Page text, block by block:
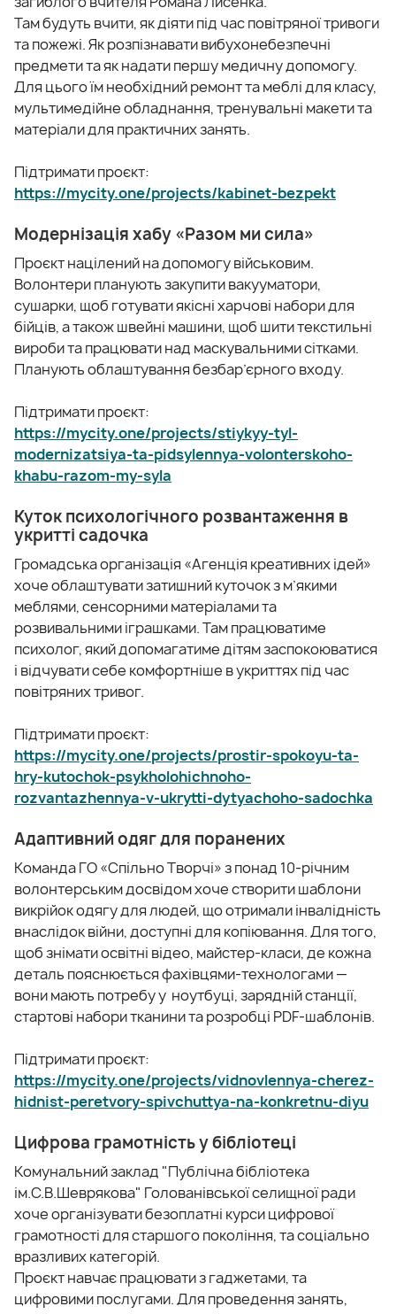
Там будуть вчити, як діяти під час повітряної тривоги
та пожежі. Як розпізнавати вибухонебезпечні
предмети та як надати першу медичну допомогу.
Для цього їм необхідний ремонт та меблі для класу,
мультимедійне обладнання, тренувальні макети та
матеріали для практичних занять.
Підтримати проєкт:
https://mycity.one/projects/kabinet-bezpekt
Модернізація хабу «Разом ми сила»
Проєкт націлений на допомогу військовим.
Волонтери планують закупити вакууматори,
сушарки, щоб готувати якісні харчові набори для
бійців, а також швейні машини, щоб шити текстильні
вироби та працювати над маскувальними сітками.
Планують облаштування безбар’єрного входу.
Підтримати проєкт:
https://mycity.one/projects/stiykyy-tyl-
modernizatsiya-ta-pidsylennya-volonterskoho-
khabu-razom-my-syla
Куток психологічного розвантаження в
укритті садочка
Громадська організація «Агенція креативних ідей»
хоче облаштувати затишний куточок з м’якими
меблями, сенсорними матеріалами та
розвивальними іграшками. Там працюватиме
психолог, який допомагатиме дітям заспокоюватися
і відчувати себе комфортніше в укриттях під час
повітряних тривог.
Підтримати проєкт:
https://mycity.one/projects/prostir-spokoyu-ta-
hry-kutochok-psykholohichnoho-
rozvantazhennya-v-ukrytti-dytyachoho-sadochka
Адаптивний одяг для поранених
Команда ГО «Спільно Творчі» з понад 10-річним
волонтерським досвідом хоче створити шаблони
викрійок одягу для людей, що отримали інвалідність
внаслідок війни, доступні для копіювання. Для того,
щоб знімати освітні відео, майстер-класи, де кожна
деталь пояснюється фахівцями-технологами —
вони мають потребу у ноутбуці, зарядній станції,
стартові набори тканини та розробці PDF-шаблонів.
Підтримати проєкт:
https://mycity.one/projects/vidnovlennya-cherez-
hidnist-peretvory-spivchuttya-na-konkretnu-diyu
Цифрова грамотність у бібліотеці
Комунальний заклад "Публічна бібліотека
ім.С.В.Шеврякова" Голованівської селищної ради
хоче організувати безоплатні курси цифрової
грамотності для старшого покоління, та соціально
вразливих категорій.
Проєкт навчає працювати з гаджетами, та
цифровими послугами. Для проведення занять,